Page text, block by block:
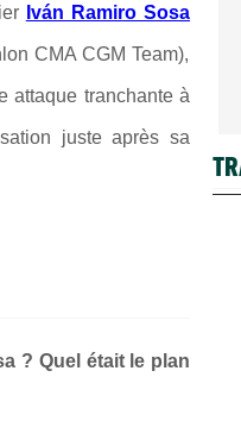
Iván Ramiro Sosa
CMA CGM Team),
attaque tranchante à
juste après sa
? Quel était le plan